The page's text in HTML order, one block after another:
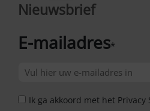
Nieuwsbrief
E-mailadres*
Ik ga akkoord met het Privacy